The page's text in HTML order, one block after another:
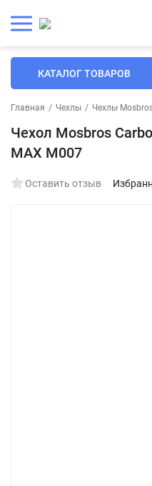
КАТАЛОГ ТОВАРОВ
Главная / Чехлы / Чехлы
Чехол Mosbros
MAX M007
Оставить отзыв